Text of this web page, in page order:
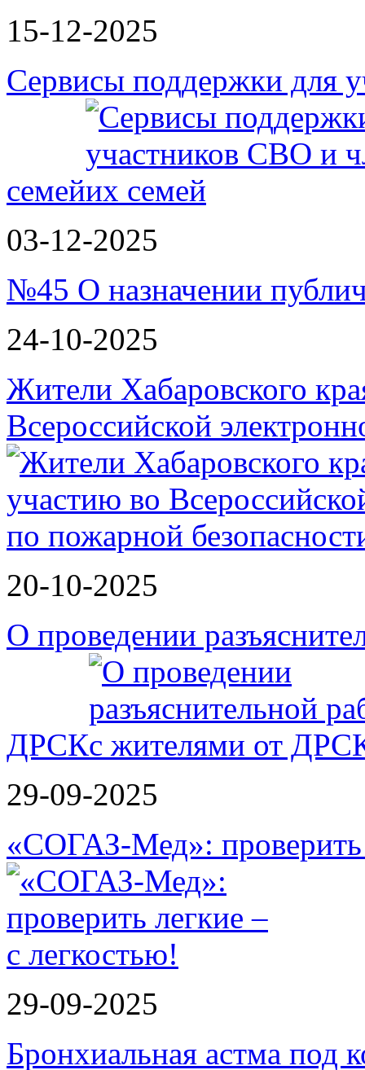
15-12-2025
Сервисы поддержки для
семей
03-12-2025
№45 О назначении
24-10-2025
Жители Хабаровского
Всероссийской
20-10-2025
О проведении
ДРСК
29-09-2025
«СОГАЗ-Мед»: проверить
29-09-2025
Бронхиальная астма под